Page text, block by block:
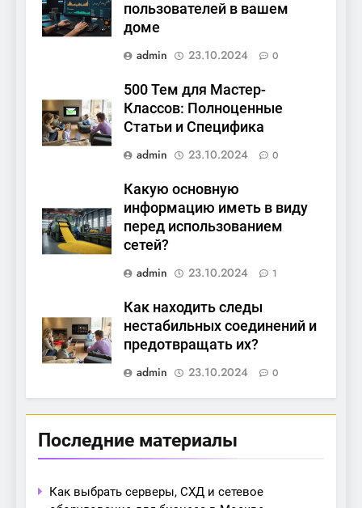
пользователей в вашем
доме
admin
23.10.2024 0
500 Тем для Мастер-
Классов: Полноценные
Статьи и Специфика
admin
23.10.2024 0
Какую основную
информацию иметь в виду
перед использованием
сетей?
admin
23.10.2024 1
Как находить следы
нестабильных соединений и
предотвращать их?
admin
23.10.2024 0
Последние материалы
Как выбрать серверы, СХД и сетевое